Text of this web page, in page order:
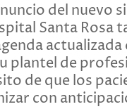
del nuevo
Santa Rosa
actualizada
plantel de
de que los
con